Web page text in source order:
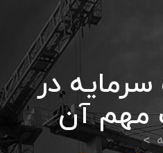
در
مهم آن